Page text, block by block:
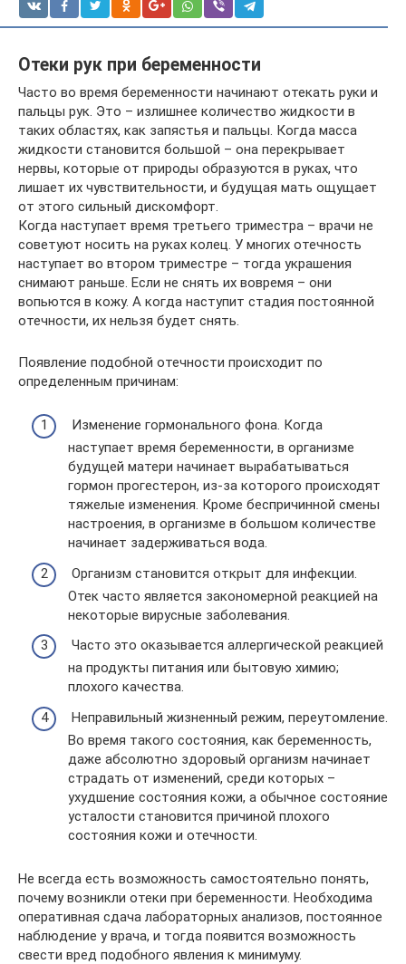
Отеки рук при беременности
Часто во время беременности начинают отекать руки и
пальцы рук. Это – излишнее количество жидкости в
таких областях, как запястья и пальцы. Когда масса
жидкости становится большой – она перекрывает
нервы, которые от природы образуются в руках, что
лишает их чувствительности, и будущая мать ощущает
от этого сильный дискомфорт.
Когда наступает время третьего триместра – врачи не
советуют носить на руках колец. У многих отечность
наступает во втором триместре – тогда украшения
снимают раньше. Если не снять их вовремя – они
вопьются в кожу. А когда наступит стадия постоянной
отечности, их нельзя будет снять.
Появление подобной отечности происходит по
определенным причинам:
Изменение гормонального фона. Когда
наступает время беременности, в организме
будущей матери начинает вырабатываться
гормон прогестерон, из-за которого происходят
тяжелые изменения. Кроме беспричинной смены
настроения, в организме в большом количестве
начинает задерживаться вода.
Организм становится открыт для инфекции.
Отек часто является закономерной реакцией на
некоторые вирусные заболевания.
Часто это оказывается аллергической реакцией
на продукты питания или бытовую химию;
плохого качества.
Неправильный жизненный режим, переутомление.
Во время такого состояния, как беременность,
даже абсолютно здоровый организм начинает
страдать от изменений, среди которых –
ухудшение состояния кожи, а обычное состояние
усталости становится причиной плохого
состояния кожи и отечности.
Не всегда есть возможность самостоятельно понять,
почему возникли отеки при беременности. Необходима
оперативная сдача лабораторных анализов, постоянное
наблюдение у врача, и тогда появится возможность
свести вред подобного явления к минимуму.